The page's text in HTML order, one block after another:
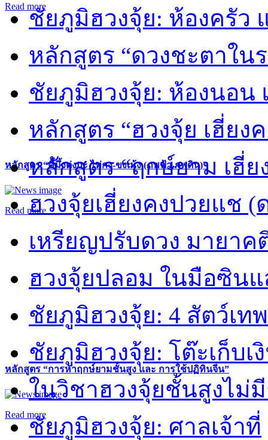
Read more
หลักสูตร “คี้มึ้งตุ่งกะ ไท่กง-ขงเม้ง (ภพฟ้า ภพดิน)”
Read more
หลักสูตร “การหาฤกษ์ยามชั้นสูง และ การใช้ปฏิทินจีน”
Read more
ชัยภูมิฮวงจุ้ย: ห้องครัว
หลักสูตร “ดวงชะตาใน
ชัยภูมิฮวงจุ้ย: ห้องนอน
หลักสูตร “ฮวงจุ้ย เฮี่ยง
หลักสูตร “ฤกษ์ยาม เฮี่ย
ฮวงจุ้ยเฮี่ยงคงปวยแช (
เหรียญปรับดวง มายา
ฮวงจุ้ยปลอม ในมือซิน
ชัยภูมิฮวงจุ้ย: 4 สัตว์เทพ
ชัยภูมิฮวงจุ้ย: โต๊ะเก็บเ
ในวิชาฮวงจุ้ยชั้นสูงไม่
ชัยภูมิฮวงจุ้ย: ศาลเจ้าที่